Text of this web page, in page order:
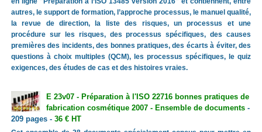
autres, le support de formation, l’approche processus, le manuel qualité,
la revue de direction, la liste des risques, un processus et une
procédure sur les risques, des processus spécifiques, des causes
premières des incidents, des bonnes pratiques, des écarts à éviter, des
questions à choix multiples (QCM), les processus spécifiques, le quiz
exigences, des études de cas et des histoires vraies.
E 23v07 - Préparation à l'ISO 22716 bonnes pratiques de
fabrication cosmétique 2007 - Ensemble de documents-
209 pages - 36 € HT